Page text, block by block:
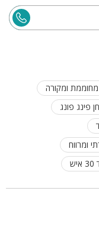
ומקורה
פינג פונג
ומרווח